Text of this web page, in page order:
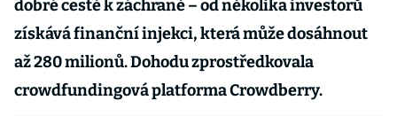
dobré cestě k záchraně – od několika investorů
získává finanční injekci, která může dosáhnout
až 280 milionů. Dohodu zprostředkovala
crowdfundingová platforma Crowdberry.